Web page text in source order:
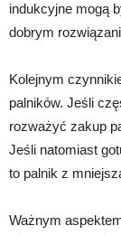
indukcyjne mogą
dobrym
Kolejnym
palników. Jeśli
rozważyć zakup
Jeśli natomiast
to palnik z
Ważnym